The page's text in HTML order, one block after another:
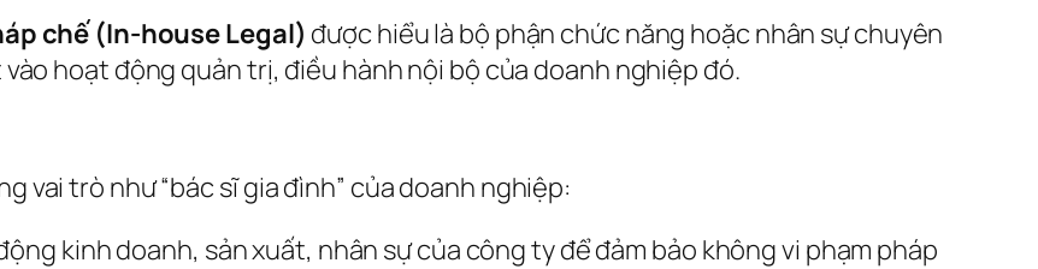
chế (In-house Legal) được hiểu là bộ phận chức năng hoặc nhân sự chuyên
hoạt động quản trị, điều hành nội bộ của doanh nghiệp đó.
vai trò như “bác sĩ gia đình” của doanh nghiệp:
kinh doanh, sản xuất, nhân sự của công ty để đảm bảo không vi phạm pháp